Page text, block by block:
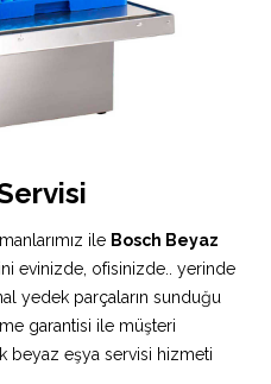
ile Bosch Beyaz
evinizde, ofisinizde.. yerinde
yedek parçaların sunduğu
garantisi ile müşteri
beyaz eşya servisi hizmeti